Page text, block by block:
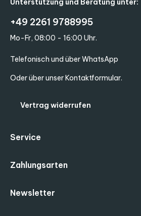
Unterstützung und Beratung unter:
+49 2261 9788995
Mo-Fr, 08:00 - 16:00 Uhr.
Telefonisch und über WhatsApp
Oder über unserKontaktformular.
Vertrag widerrufen
Service
Zahlungsarten
Newsletter